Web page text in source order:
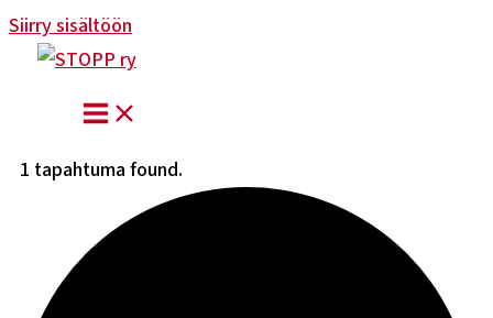
Siirry sisältöön
1 tapahtuma found.